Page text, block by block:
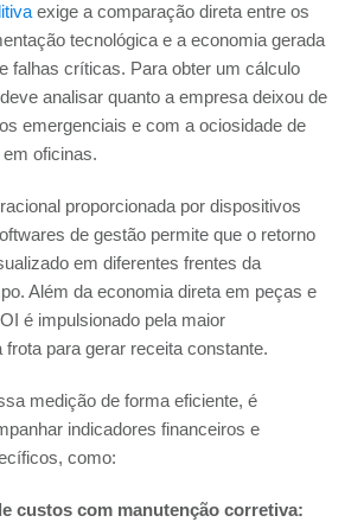
exige a comparação direta entre os
tecnológica e a economia gerada
falhas críticas. Para obter um cálculo
analisar quanto a empresa deixou de
emergenciais e com a ociosidade de
oficinas.
proporcionada por dispositivos
de gestão permite que o retorno
em diferentes frentes da
Além da economia direta em peças e
é impulsionado pela maior
frota para gerar receita constante.
medição de forma eficiente, é
indicadores financeiros e
como:
custos com manutenção corretiva: